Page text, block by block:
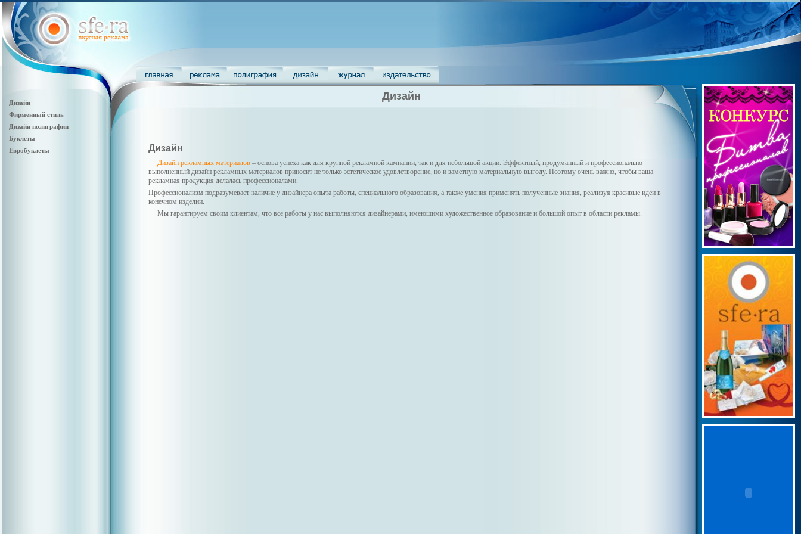
Дизайн
Фирменный стиль
Дизайн полиграфии
Буклеты
Евробуклеты
Дизайн
Дизайн
Дизайн рекламных материалов – основа успеха как для крупной рекламной кампании, так и для небольшой акции. Эффектный, продуманный и профессионально
выполненный дизайн рекламных материалов приносит не только эстетическое удовлетворение, но и заметную материальную выгоду. Поэтому очень важно, чтобы ваша
рекламная продукция делалась профессионалами.
Профессионализм подразумевает наличие у дизайнера опыта работы, специального образования, а также умения применять полученные знания, реализуя красивые идеи в
конечном изделии.
Мы гарантируем своим клиентам, что все работы у нас выполняются дизайнерами, имеющими художественное образование и большой опыт в области рекламы.